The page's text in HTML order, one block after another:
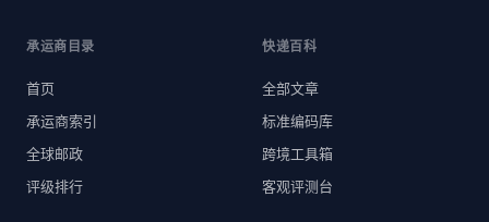
承运商目录
首页
承运商索引
全球邮政
评级排行
快递百科
全部文章
标准编码库
跨境工具箱
客观评测台